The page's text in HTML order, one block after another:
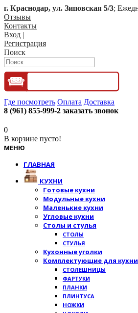
г. Краснодар, ул. Зиповская 5/3;
Отзывы
Контакты
Вход |
Регистрация
Поиск
Где посмотреть Оплата Доставка
8 (961) 855-999-2 заказать звонок
0
В корзине пусто!
МЕНЮ
ГЛАВНАЯ
КУХНИ
Готовые кухни
Модульные кухни
Маленькие кухни
Угловые кухни
Столы и стулья
СТОЛЫ
СТУЛЬЯ
Кухонные уголки
Комплектующие для кухни
СТОЛЕШНИЦЫ
ФАРТУКИ
ПЛАНКИ
ПЛИНТУСА
НОЖКИ